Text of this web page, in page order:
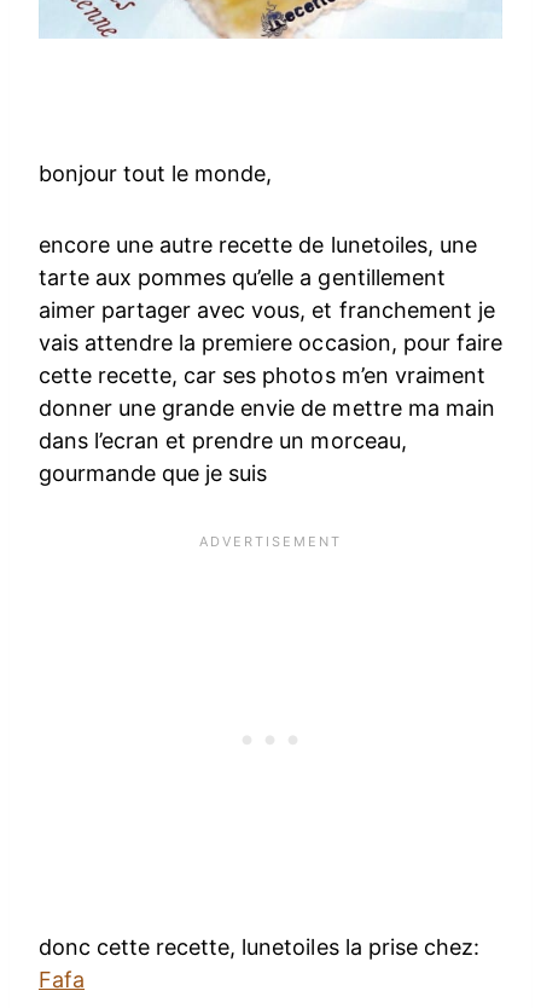
bonjour tout le monde,
encore une autre recette de lunetoiles, une
tarte aux pommes qu’elle a gentillement
aimer partager avec vous, et franchement je
vais attendre la premiere occasion, pour faire
cette recette, car ses photos m’en vraiment
donner une grande envie de mettre ma main
dans l’ecran et prendre un morceau,
gourmande que je suis
donc cette recette, lunetoiles la prise chez:
Fafa